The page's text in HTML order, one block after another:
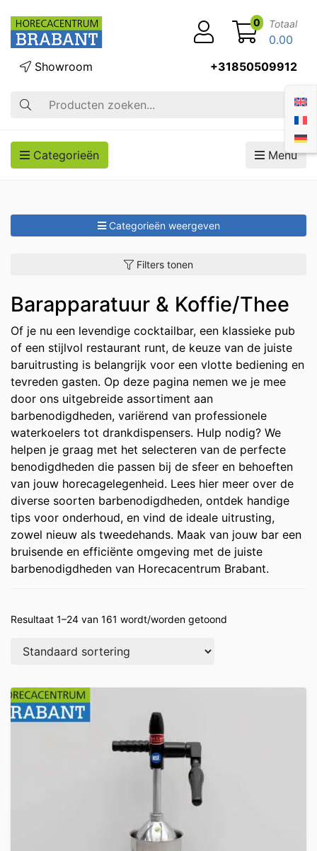
Zoek op
Showroom +31850509912
0 Totaal
0.00
Categorieën Menu
Categorieën weergeven
Filters tonen
Barapparatuur & Koffie/Thee
Of je nu een levendige cocktailbar, een klassieke pub
of een stijlvol restaurant runt, de keuze van de juiste
baruitrusting is belangrijk voor een vlotte bediening en
tevreden gasten. Op deze pagina nemen we je mee
door ons uitgebreide assortiment aan
barbenodigdheden, variërend van professionele
waterkoelers tot drankdispensers. Hulp nodig? We
helpen je graag met het selecteren van de perfecte
benodigdheden die passen bij de sfeer en behoeften
van jouw horecagelegenheid. Lees hier meer over de
diverse soorten barbenodigdheden, ontdek handige
tips voor onderhoud, en vind de ideale uitrusting,
zowel nieuw als tweedehands. Maak van jouw bar een
bruisende en efficiënte omgeving met de juiste
barbenodigdheden van Horecacentrum Brabant.
Resultaat 1–24 van 161 wordt/worden getoond